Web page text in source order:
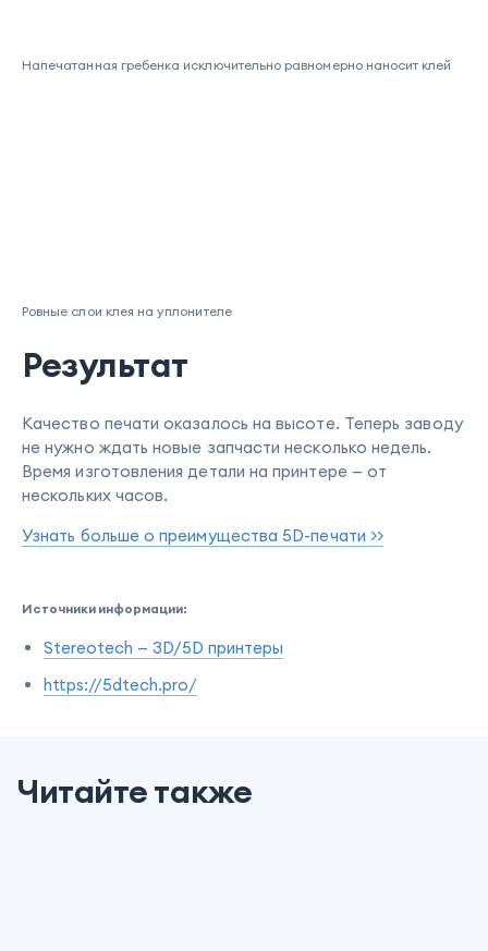
Напечатанная гребенка исключительно равномерно наносит клей
Ровные слои клея на уплонителе
Результат
Качество печати оказалось на высоте. Теперь заводу
не нужно ждать новые запчасти несколько недель.
Время изготовления детали на принтере — от
нескольких часов.
Узнать больше о преимущества 5D-печати >>
Источники информации:
Stereotech — 3D/5D принтеры
https://5dtech.pro/
Читайте также